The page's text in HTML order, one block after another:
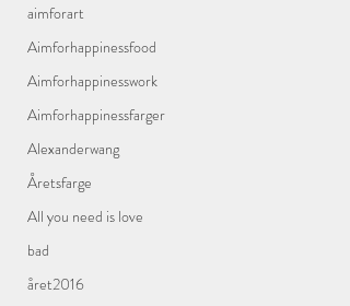
aimforart
Aimforhappinessfood
Aimforhappinesswork
Aimforhappinessfarger
Alexanderwang
Åretsfarge
All you need is love
bad
året2016